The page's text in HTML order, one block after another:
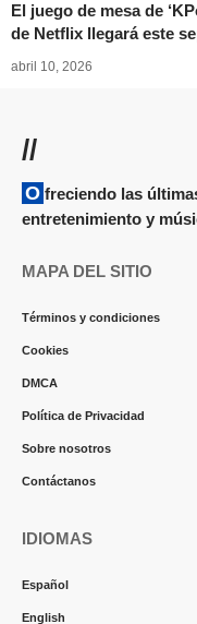
El juego de mesa de
de Netflix llegará este
abril 10, 2026
//
Ofreciendo las últimas actualizaciones y noticias sobre
entretenimiento y
MAPA DEL SITIO
Términos y condiciones
Cookies
DMCA
Política de Privacidad
Sobre nosotros
Contáctanos
IDIOMAS
Español
English